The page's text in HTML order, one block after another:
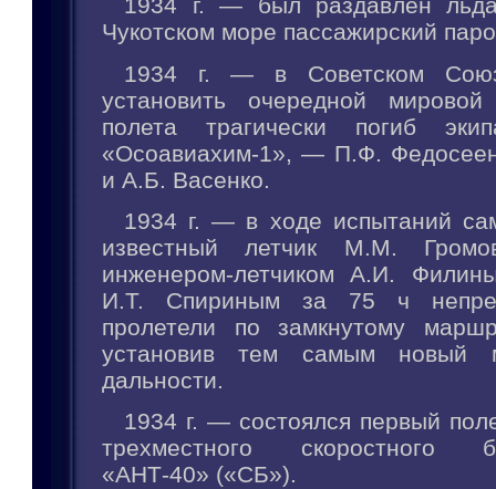
1934 г. — был раздавлен
Чукотском море пассажирский
1934 г. — в Советском
установить очередной
полета трагически погиб
«Осоавиахим-1», — П.Ф.
и А.Б. Васенко.
1934 г. — в ходе испытаний
известный летчик М.М.
инженером-летчиком А.И.
И.Т. Спириным за 75 ч
пролетели по замкнутому
установив тем самым новый
дальности.
1934 г. — состоялся первый
трехместного скоростного
«АНТ-40» («СБ»).